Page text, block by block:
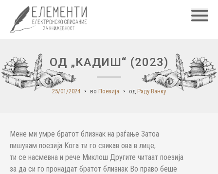
ОД „КАДИШ“ (2023)
25/01/2024 во Поезија од Раду Ванку
Мене ми умре братот близнак на раѓање Затоа
пишувам поезија Кога ти го свикав ова в лице,
ти се насмевна и рече Миклош Другите читаат поезија
за да си го пронајдат братот близнак Во право беше